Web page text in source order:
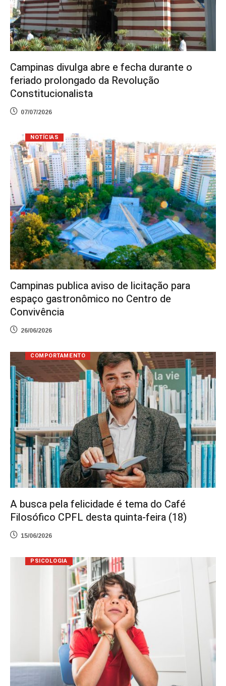
Campinas divulga abre e fecha durante o
feriado prolongado da Revolução
Constitucionalista
07/07/2026
NOTÍCIAS
Campinas publica aviso de licitação para
espaço gastronômico no Centro de
Convivência
26/06/2026
COMPORTAMENTO
A busca pela felicidade é tema do Café
Filosófico CPFL desta quinta-feira (18)
15/06/2026
PSICOLOGIA